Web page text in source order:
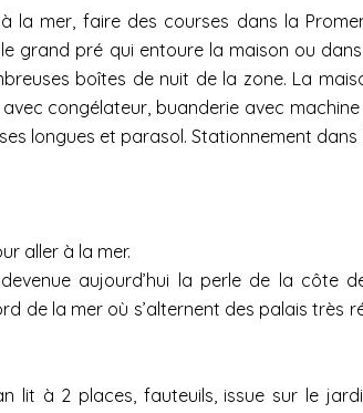
la mer, faire des courses dans la
grand pré qui entoure la maison ou
boîtes de nuit de la zone. La
congélateur, buanderie avec
longues et parasol. Stationnement dans
aller à la mer.
aujourd’hui la perle de la côte
de la mer où s’alternent des palais très
lit à 2 places, fauteuils, issue sur le